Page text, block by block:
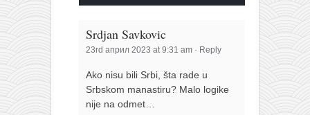
Srdjan Savkovic
23rd април 2023 at 9:31 am · Reply
Ako nisu bili Srbi, šta rade u
Srbskom manastiru? Malo logike
nije na odmet…